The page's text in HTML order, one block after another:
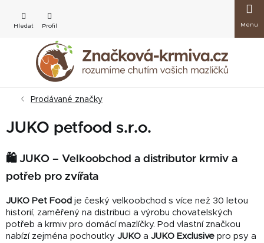
obsah
košík
Prodávané značky
JUKO petfood s.r.o.
🛍️ JUKO – Velkoobchod a distributor krmiv a
potřeb pro zvířata
JUKO Pet Food je český velkoobchod s více než 30 letou
historií, zaměřený na distribuci a výrobu chovatelských
potřeb a krmiv pro domácí mazlíčky. Pod vlastní značkou
nabízí zejména pochoutky JUKO a JUKO Exclusive pro psy a